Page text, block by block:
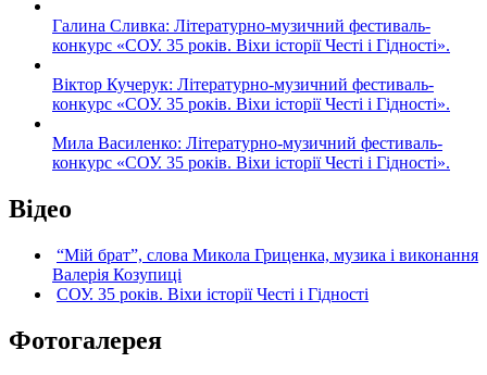
Галина Сливка: Літературно-музичний фестиваль-
конкурс «СОУ. 35 років. Віхи історії Честі і Гідності».
Віктор Кучерук: Літературно-музичний фестиваль-
конкурс «СОУ. 35 років. Віхи історії Честі і Гідності».
Мила Василенко: Літературно-музичний фестиваль-
конкурс «СОУ. 35 років. Віхи історії Честі і Гідності».
Відео
“Мій брат”, слова Микола Гриценка, музика і виконання
Валерія Козупиці
СОУ. 35 років. Віхи історії Честі і Гідності
Фотогалерея